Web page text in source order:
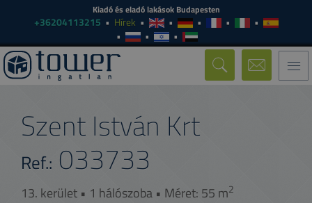
Kiadó és eladó lakások Budapesten
+36204113215 Hírek
Szent István Krt
Ref.: 033733
13. kerület • 1 hálószoba • Méret: 55 m2